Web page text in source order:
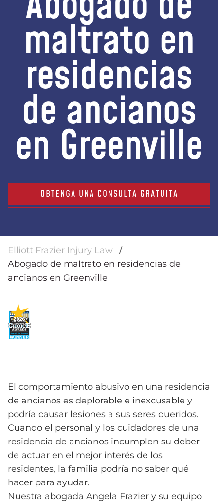
maltrato en
residencias
de ancianos
en Greenville
OBTENGA UNA CONSULTA GRATUITA
Elliott Frazier Injury Law
Abogado de maltrato en residencias de
ancianos en Greenville
El comportamiento abusivo en una residencia
de ancianos es deplorable e inexcusable y
podría causar lesiones a sus seres queridos.
Cuando el personal y los cuidadores de una
residencia de ancianos incumplen su deber
de actuar en el mejor interés de los
residentes, la familia podría no saber qué
hacer para ayudar.
Nuestra abogada Angela Frazier y su equipo